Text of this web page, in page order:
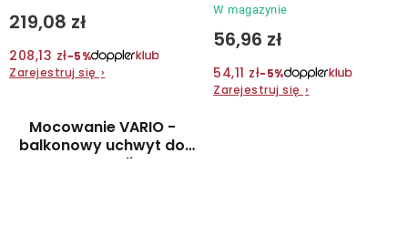
219,08 zł
208,13 zł−5%
Zarejestruj się ›
W magazynie
56,96 zł
54,11 zł−5%
Zarejestruj się ›
Mocowanie VARIO -
balkonowy uchwyt do
parasoli